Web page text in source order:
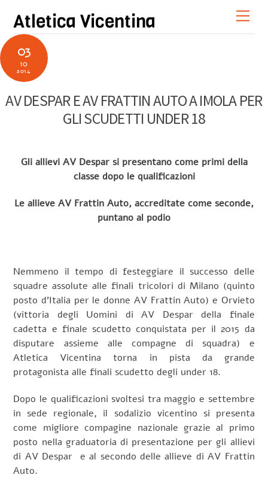
content
Atletica Vicentina
03
10
2014
AV DESPAR E AV FRATTIN AUTO A IMOLA PER
GLI SCUDETTI UNDER 18
Gli allievi AV Despar si presentano come primi della
classe dopo le qualificazioni
Le allieve AV Frattin Auto, accreditate come seconde,
puntano al podio
Nemmeno il tempo di festeggiare il successo delle
squadre assolute alle finali tricolori di Milano (quinto
posto d’Italia per le donne AV Frattin Auto) e Orvieto
(vittoria degli Uomini di AV Despar della finale
cadetta e finale scudetto conquistata per il 2015 da
disputare assieme alle compagne di squadra) e
Atletica Vicentina torna in pista da grande
protagonista alle finali scudetto degli under 18.
Dopo le qualificazioni svoltesi tra maggio e settembre
in sede regionale, il sodalizio vicentino si presenta
come migliore compagine nazionale grazie al primo
posto nella graduatoria di presentazione per gli allievi
di AV Despar e al secondo delle allieve di AV Frattin
Auto.